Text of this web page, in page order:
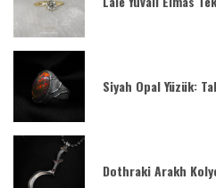
Siyah Opal Yüzük:
Dothraki Arakh